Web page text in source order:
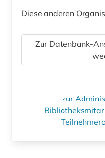
Diese anderen
Zur Datenbank-
zur